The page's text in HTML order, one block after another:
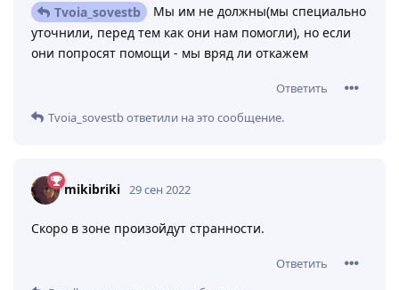
Tvoia_sovestb
Мы им не должны(мы специально
уточнили, перед тем как они нам помогли), но если
они попросят помощи - мы вряд ли откажем
Ответить
Tvoia_sovestbответили на это сообщение.
mikibriki 29 сен 2022
Cкоро в зоне произойдут странности.
Ответить